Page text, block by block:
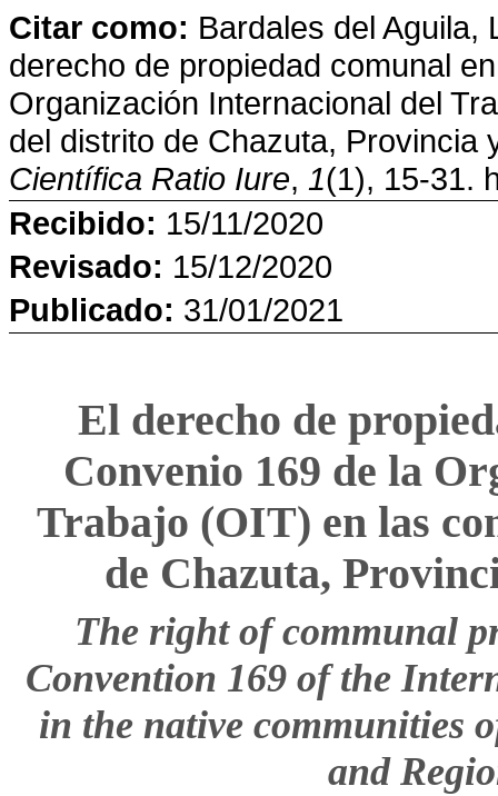
Citar como: Bardales del Aguila,
derecho de propiedad comunal
Organización Internacional del
del distrito de Chazuta,
Científica Ratio Iure, 1(1), 15-31.
Recibido: 15/11/2020
Revisado: 15/12/2020
Publicado: 31/01/2021
El derecho de
Convenio 169 de la
Trabajo (OIT) en las
de Chazuta,
The right of communal
Convention 169 of the
in the native communities
and